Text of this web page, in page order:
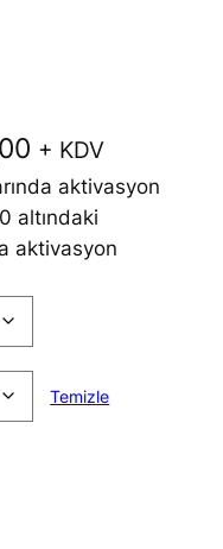
F
i
y
a
+ KDV
aktivasyon
altındaki
aktivasyon
Temizle